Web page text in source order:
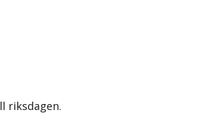
riksdagen.